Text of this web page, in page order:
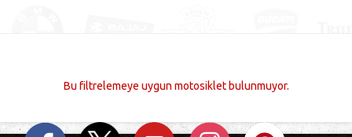
Bu filtrelemeye uygun motosiklet bulunmuyor.